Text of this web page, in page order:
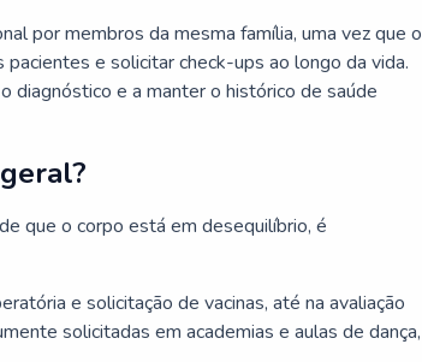
por membros da mesma família, uma vez que o
e solicitar check-ups ao longo da vida.
diagnóstico e a manter o histórico de saúde
que o corpo está em desequilíbrio, é
e solicitação de vacinas, até na avaliação
solicitadas em academias e aulas de dança,